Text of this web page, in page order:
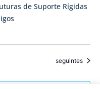
de Suporte Rígidas
Eventos
seguintes